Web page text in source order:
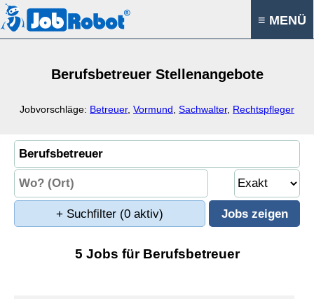
≡ MENÜ
Berufsbetreuer Stellenangebote
Jobvorschläge: Betreuer, Vormund Sachwalter, Rechtspfleger
+ Suchfilter (0 aktiv)
5 Jobs für Berufsbetreuer